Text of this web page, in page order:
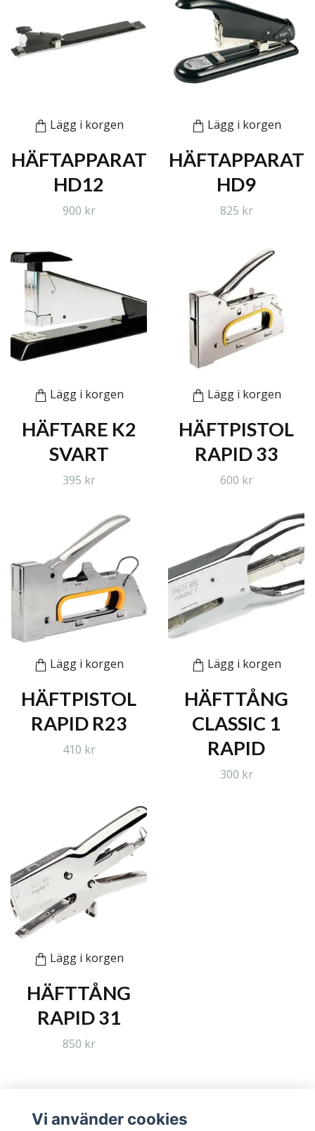
Lägg i korgen
HÄFTAPPARAT
HD12
900 kr
Lägg i korgen
HÄFTAPPARAT
HD9
825 kr
Lägg i korgen
HÄFTARE K2
SVART
395 kr
Lägg i korgen
HÄFTPISTOL
RAPID 33
600 kr
Lägg i korgen
HÄFTPISTOL
RAPID R23
410 kr
Lägg i korgen
HÄFTTÅNG
CLASSIC 1
RAPID
300 kr
Lägg i korgen
HÄFTTÅNG
RAPID 31
850 kr
Vi använder cookies